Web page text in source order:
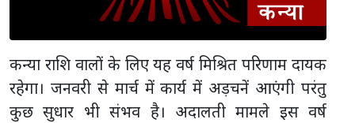
कन्या राशि वालों के लिए यह वर्ष मिश्रित परिणाम दायक
रहेगा। जनवरी से मार्च में कार्य में अड़चनें आएंगी परंतु
कुछ सुधार भी संभव है। अदालती मामले इस वर्ष